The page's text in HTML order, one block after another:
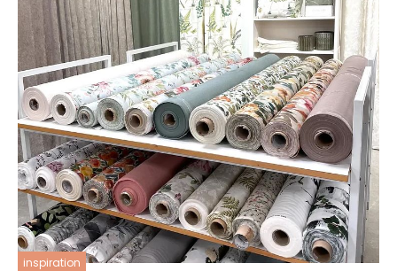
inspiration